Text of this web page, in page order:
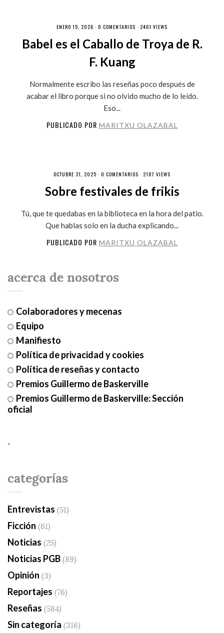
ENERO 15, 2026 · 0 COMENTARIOS · 2461 VIEWS
Babel es el Caballo de Troya de R.
F. Kuang
Normalmente escribo las reseñas poco después de
acabar el libro porque si no olvido mucho de lo leído.
Eso...
PUBLICADO POR MARITXU OLAZABAL
OCTUBRE 31, 2025 · 0 COMENTARIOS · 2187 VIEWS
Sobre festivales de frikis
Tú, que te quedabas en la biblioteca en la hora del patio.
Que hablas solo en la ducha explicando...
PUBLICADO POR MARITXU OLAZABAL
acerca de nosotros
Colaboradores y mecenas
Equipo
Manifiesto
Política de privacidad y cookies
Política de reseñas y contacto
Premios Guillermo de Baskerville
Premios Guillermo de Baskerville: Sección
oficial
-
categorías
Entrevistas (51)
Ficción (61)
Noticias (25)
Noticias PGB(89)
Opinión (3)
Reportajes (76)
Reseñas (584)
Sin categoría (316)